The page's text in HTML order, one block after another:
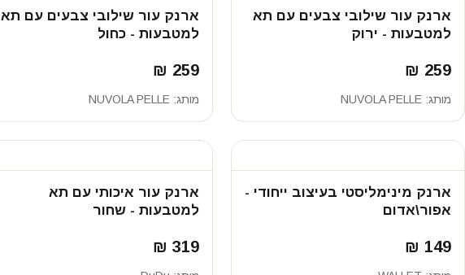
ארנק עור שילובי צבעים עם תא
למטבעות - ירוק
259 ₪
מותג: NUVOLA PELLE
ארנק עור שילובי צבעים עם תא
למטבעות - כחול
259 ₪
מותג: NUVOLA PELLE
ארנק מינימליסטי בעיצוב ייחודי -
אפור\אדום
149 ₪
ארנק עור איכותי עם תא
למטבעות - שחור
319 ₪